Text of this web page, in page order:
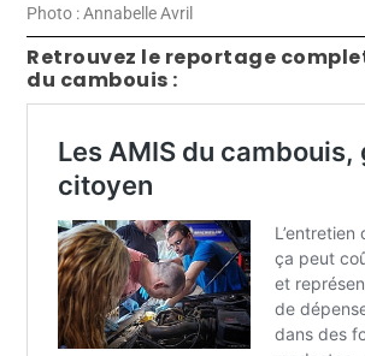
Photo : Annabelle Avril
Retrouvez le reportage complet
du cambouis :